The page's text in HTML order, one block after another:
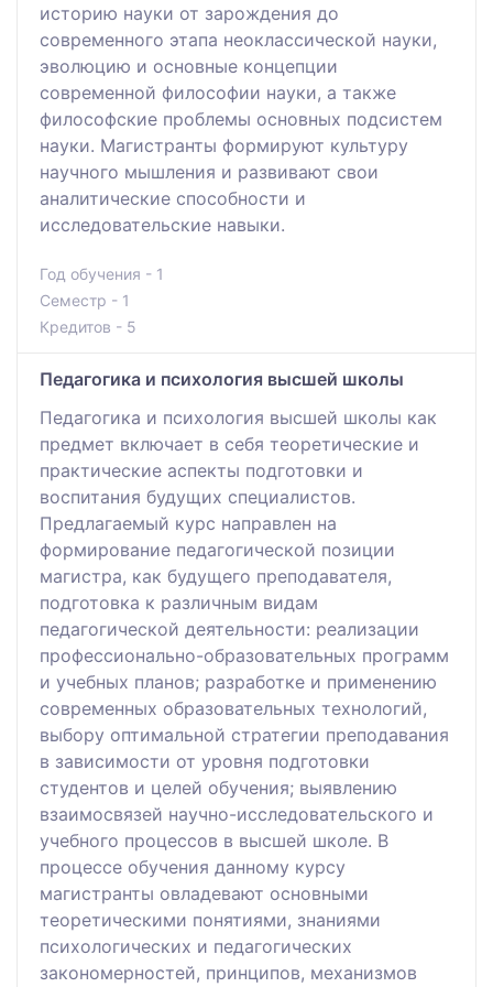
историю науки от зарождения до
современного этапа неоклассической науки,
эволюцию и основные концепции
современной философии науки, а также
философские проблемы основных подсистем
науки. Магистранты формируют культуру
научного мышления и развивают свои
аналитические способности и
исследовательские навыки.
Год обучения - 1
Семестр - 1
Кредитов - 5
Педагогика и психология высшей школы
Педагогика и психология высшей школы как
предмет включает в себя теоретические и
практические аспекты подготовки и
воспитания будущих специалистов.
Предлагаемый курс направлен на
формирование педагогической позиции
магистра, как будущего преподавателя,
подготовка к различным видам
педагогической деятельности: реализации
профессионально-образовательных программ
и учебных планов; разработке и применению
современных образовательных технологий,
выбору оптимальной стратегии преподавания
в зависимости от уровня подготовки
студентов и целей обучения; выявлению
взаимосвязей научно-исследовательского и
учебного процессов в высшей школе. В
процессе обучения данному курсу
магистранты овладевают основными
теоретическими понятиями, знаниями
психологических и педагогических
закономерностей, принципов, механизмов